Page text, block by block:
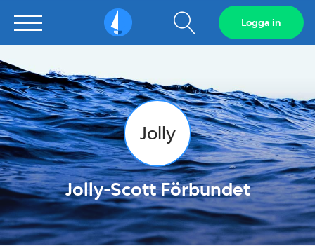
Sailarena Visa
sökfält
Logga in
Jolly
Jolly-Scott Förbundet